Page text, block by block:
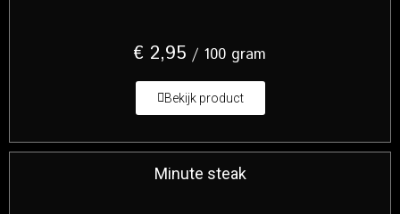
€ 2,95 / 100 gram
Bekijk product
Minute steak